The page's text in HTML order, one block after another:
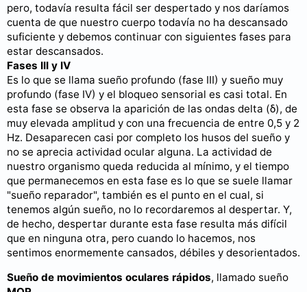
pero, todavía resulta fácil ser despertado y nos daríamos
cuenta de que nuestro cuerpo todavía no ha descansado
suficiente y debemos continuar con siguientes fases para
estar descansados.
Fases III y IV
Es lo que se llama sueño profundo (fase III) y sueño muy
profundo (fase IV) y el bloqueo sensorial es casi total. En
esta fase se observa la aparición de las ondas delta (δ), de
muy elevada amplitud y con una frecuencia de entre 0,5 y 2
Hz. Desaparecen casi por completo los husos del sueño y
no se aprecia actividad ocular alguna. La actividad de
nuestro organismo queda reducida al mínimo, y el tiempo
que permanecemos en esta fase es lo que se suele llamar
"sueño reparador", también es el punto en el cual, si
tenemos algún sueño, no lo recordaremos al despertar. Y,
de hecho, despertar durante esta fase resulta más difícil
que en ninguna otra, pero cuando lo hacemos, nos
sentimos enormemente cansados, débiles y desorientados.
Sueño de movimientos oculares rápidos, llamado sueño